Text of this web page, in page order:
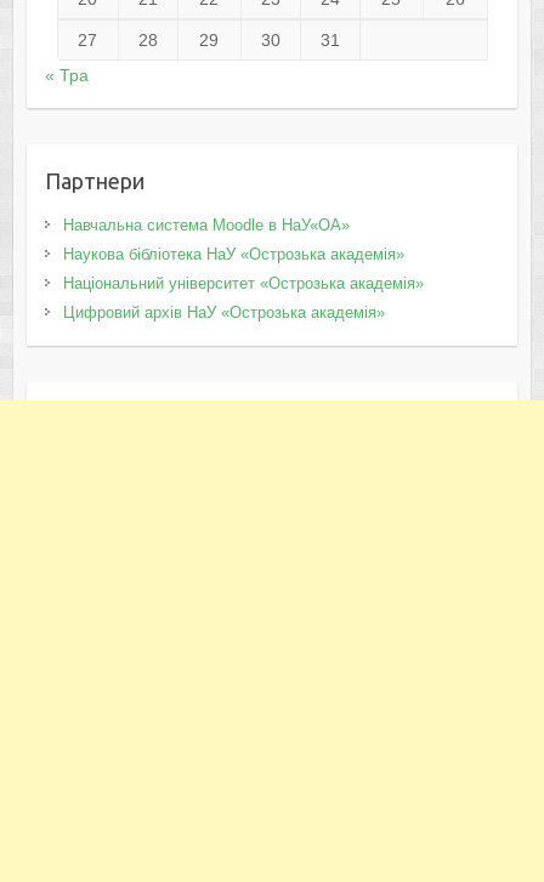
27 28 29 30
31
« Тра
Партнери
Навчальна система Moodle в НаУ«ОА»
Наукова бібліотека НаУ «Острозька академія»
Національний університет «Острозька академія»
Цифровий архів НаУ «Острозька академія»